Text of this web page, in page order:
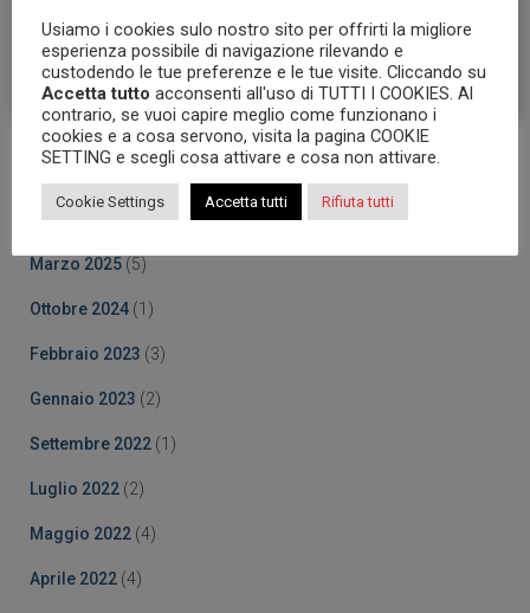
Archives
Ottobre 2025(5)
Marzo 2025 (5)
Ottobre 2024 (1)
Febbraio 2023 (3)
Gennaio 2023 (2)
Settembre 2022 (1)
Luglio 2022 (2)
Maggio 2022 (4)
Aprile 2022 (4)
Usiamo i cookies sulo nostro sito per offrirti la migliore
esperienza possibile di navigazione rilevando e
custodendo le tue preferenze e le tue visite. Cliccando su
Accetta tutto acconsenti all'uso di TUTTI I COOKIES. Al
contrario, se vuoi capire meglio come funzionano i
cookies e a cosa servono, visita la pagina COOKIE
SETTING e scegli cosa attivare e cosa non attivare.
Cookie Settings Accetta tutti Rifiuta tutti